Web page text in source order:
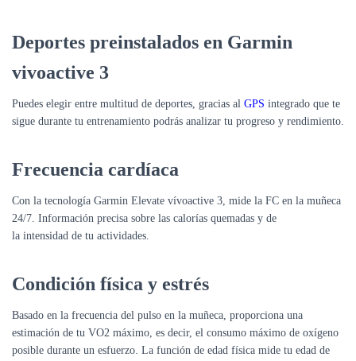
Deportes preinstalados en Garmin
vivoactive 3
Puedes elegir entre multitud de deportes, gracias al GPS integrado que te
sigue durante tu entrenamiento podrás analizar tu progreso y rendimiento.
Frecuencia cardíaca
Con la tecnología Garmin Elevate vívoactive 3, mide la FC en la muñeca
24/7. Información precisa sobre las calorías quemadas y de
la intensidad de tu actividades.
Condición física y estrés
Basado en la frecuencia del pulso en la muñeca, proporciona una
estimación de tu VO2 máximo, es decir, el consumo máximo de oxígeno
posible durante un esfuerzo. La función de edad física mide tu edad de